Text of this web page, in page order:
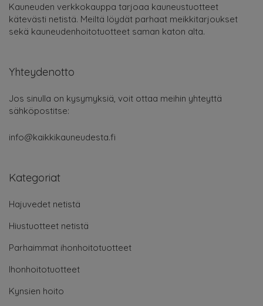
Kauneuden verkkokauppa tarjoaa kauneustuotteet
kätevästi netistä. Meiltä löydät parhaat meikkitarjoukset
sekä kauneudenhoitotuotteet saman katon alta.
Yhteydenotto
Jos sinulla on kysymyksiä, voit ottaa meihin yhteyttä
sähköpostitse:
info@kaikkikauneudesta.fi
Kategoriat
Hajuvedet netistä
Hiustuotteet netistä
Parhaimmat ihonhoitotuotteet
Ihonhoitotuotteet
Kynsien hoito